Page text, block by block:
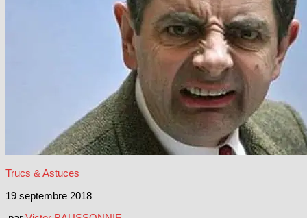
Trucs & Astuces
19 septembre 2018